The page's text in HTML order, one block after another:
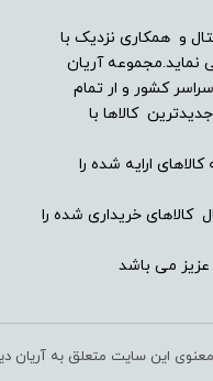
و همکاری نزدیک با
آریان
کشور و ار تمام
کالاها با
ارایه شده را
کالاهای خریداری شده را
عزیز می باشد
این سایت متعلق به آریان